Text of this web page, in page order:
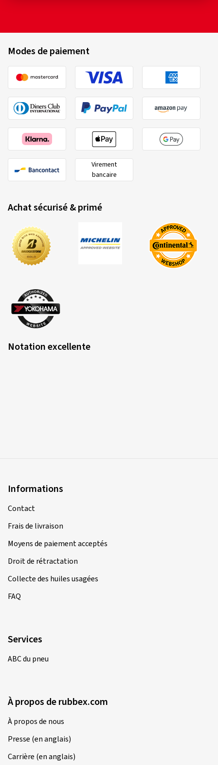
Modes de paiement
Virement
bancaire
Achat sécurisé & primé
Notation excellente
Informations
Contact
Frais de livraison
Moyens de paiement acceptés
Droit de rétractation
Collecte des huiles usagées
FAQ
Services
ABC du pneu
À propos de rubbex.com
À propos de nous
Presse (en anglais)
Carrière (en anglais)